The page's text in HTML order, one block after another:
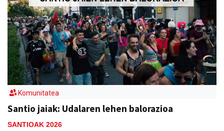
Komunitatea
Santio jaiak: Udalaren lehen balorazioa
SANTIOAK 2026